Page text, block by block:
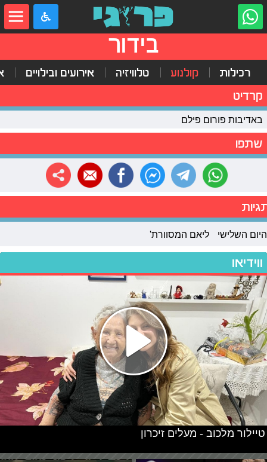
בידור
רכילות קולנוע טלוויזיה אירועים ובילויים
קרדיט
באדיבות פורום פילם
שתפו
היום השלישי ליאם המסוורת'
ווידיאו
טיילור מלכוב - מעלים זיכרון